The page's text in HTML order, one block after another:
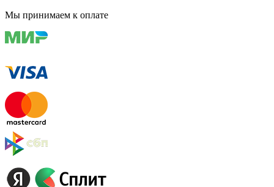
Мы принимаем к оплате